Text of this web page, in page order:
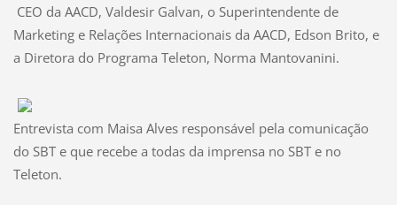
CEO da AACD, Valdesir Galvan, o Superintendente de
Marketing e Relações Internacionais da AACD, Edson Brito, e
a Diretora do Programa Teleton, Norma Mantovanini.
Entrevista com Maisa Alves responsável pela comunicação
do SBT e que recebe a todas da imprensa no SBT e no
Teleton.